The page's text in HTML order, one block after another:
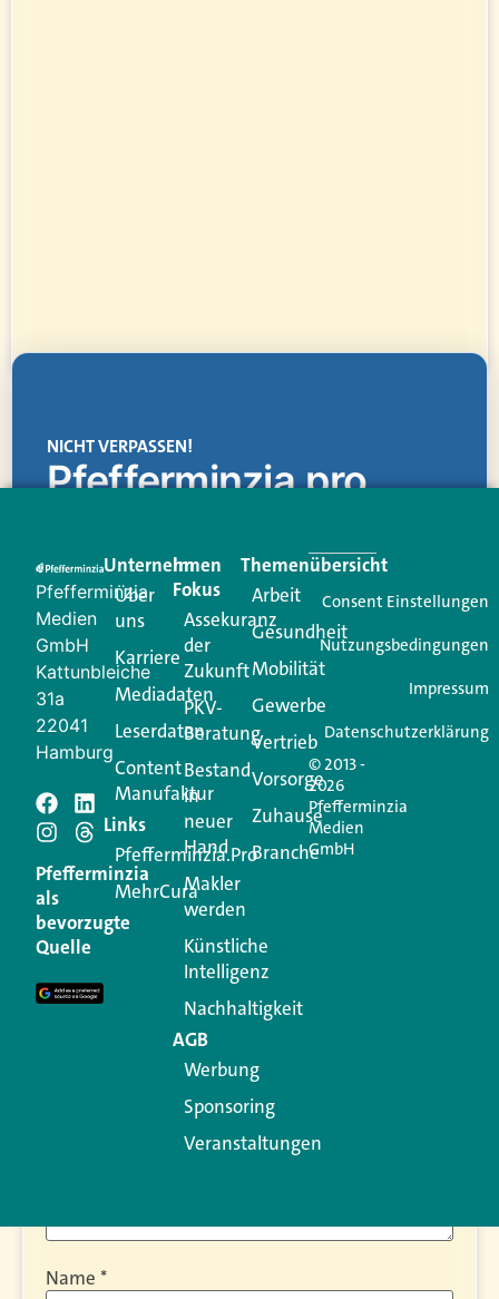
NICHT VERPASSEN!
Pfefferminzia.pro
Creator für Ihre Kundenkommunikation. Alles, was
Ihren Vertriebsalltag leichter macht. Mit nur einem
Login.
Jetzt anmelden
Schreiben Sie einen
Kommentar
Ihre E-Mail-Adresse wird nicht veröffentlicht.
Erforderliche Felder sind mit
Kommentar
Name *
Pfefferminzia
Medien
GmbH
Kattunbleiche
31a
22041
Hamburg
Pfefferminzia
als
bevorzugte
Quelle
Unternehmen
Über
uns
Karriere
Mediadaten
Leserdaten
Content
Manufaktur
Links
Pfefferminzia.Pro
MehrCura
Im
Fokus
Assekuranz
der
Zukunft
PKV-
Beratung
Bestand
in
neuer
Hand
Makler
werden
Künstliche
Intelligenz
Nachhaltigkeit
AGB
Werbung
Sponsoring
Veranstaltungen
Themenübersicht
Arbeit
Gesundheit
Mobilität
Gewerbe
Vertrieb
Vorsorge
Zuhause
Branche
© 2013 -
2026
Pfefferminzia
Medien
GmbH
Consent Einstellungen
Nutzungsbedingungen
Impressum
Datenschutzerklärung